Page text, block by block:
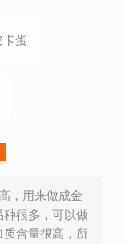
卡蛋
用来做成金
很多，可以做
质含量很高，所